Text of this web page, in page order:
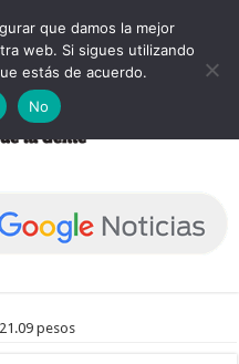
pesos
que damos la mejor
web. Si sigues utilizando
estás de acuerdo.
No